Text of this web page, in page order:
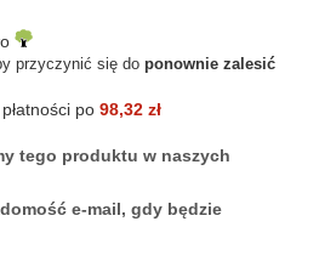
przyczynić się do ponownie zalesić
płatności po 98,32 zł
tego produktu w naszych
e-mail, gdy będzie